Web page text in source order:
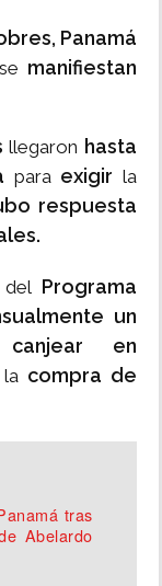
Panamá
se manifiestan
llegaron hasta
para exigir la
respuesta
Programa
un
canjear en
compra de
tras
Abelardo